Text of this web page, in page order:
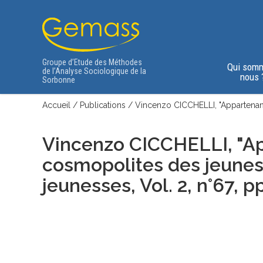
Groupe d’Etude des Méthodes
de l’Analyse Sociologique de la
Sorbonne
Qui
nous
Accueil / Publications / Vincenzo CICCHELLI,
Vincenzo CICCHELLI,
cosmopolites des
jeunesses, Vol. 2, n°67,